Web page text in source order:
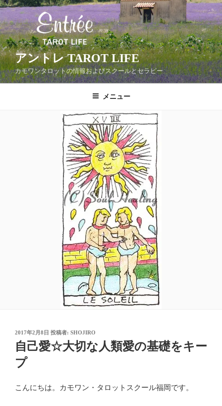
コ
ン
テ
ン
ツ
へ
ス
アントレ TAROT LIFE
カモワンタロットの情報およびスクールとセラピー
メニュー
投
稿
日:
2017年2月8日 投稿者: SHOJIRO
自己愛☆大切な人類愛の基礎をキー
プ
こんにちは。カモワン・タロットスクール福岡です。